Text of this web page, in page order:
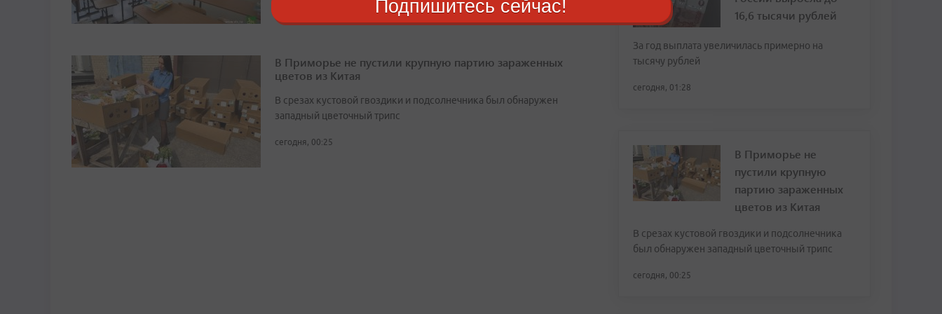
В Приморье не пустили крупную партию зараженных
цветов из Китая
В срезах кустовой гвоздики и подсолнечника был обнаружен
западный цветочный трипс
сегодня, 00:25
16,6 тысячи рублей
За год выплата увеличилась примерно на
тысячу рублей
сегодня, 01:28
В Приморье не
пустили крупную
партию зараженных
цветов из Китая
В срезах кустовой гвоздики и подсолнечника
был обнаружен западный цветочный трипс
сегодня, 00:25
Подпишитесь сейчас!